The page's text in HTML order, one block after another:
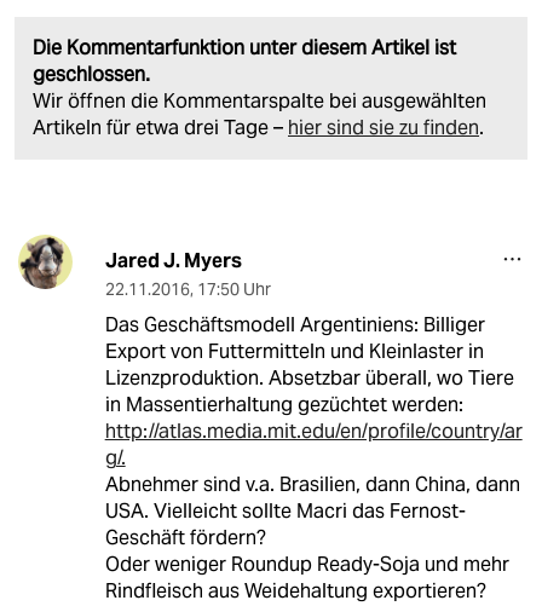
Die Kommentarfunktion unter diesem Artikel ist
geschlossen.
Wir öffnen die Kommentarspalte bei ausgewählten
Artikeln für etwa drei Tage – hier sind sie zu finden.
Jared J. Myers
22.11.2016, 17:50 Uhr
Das Geschäftsmodell Argentiniens: Billiger
Export von Futtermitteln und Kleinlaster in
Lizenzproduktion. Absetzbar überall, wo Tiere
in Massentierhaltung gezüchtet werden:
http://atlas.media.mit.edu/en/profile/country/ar
g/.
Abnehmer sind v.a. Brasilien, dann China, dann
USA. Vielleicht sollte Macri das Fernost-
Geschäft fördern?
Oder weniger Roundup Ready-Soja und mehr
Rindfleisch aus Weidehaltung exportieren?